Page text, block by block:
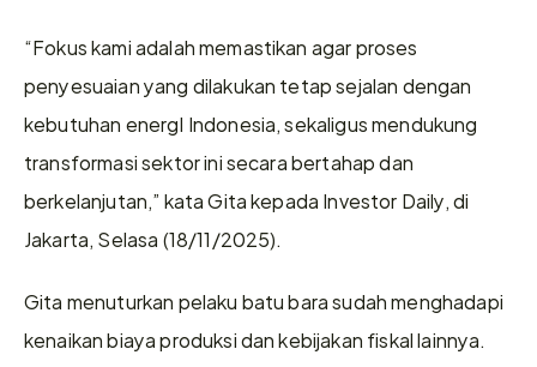
“Fokus kami adalah memastikan agar proses
penyesuaian yang dilakukan tetap sejalan dengan
kebutuhan energI Indonesia, sekaligus mendukung
transformasi sektor ini secara bertahap dan
berkelanjutan,” kata Gita kepada Investor Daily, di
Jakarta, Selasa (18/11/2025).
Gita menuturkan pelaku batu bara sudah menghadapi
kenaikan biaya produksi dan kebijakan fiskal lainnya.